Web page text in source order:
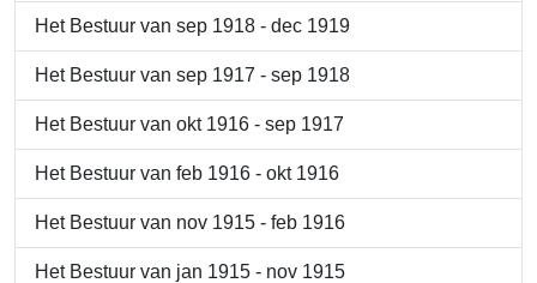
Het Bestuur van sep 1918 - dec 1919
Het Bestuur van sep 1917 - sep 1918
Het Bestuur van okt 1916 - sep 1917
Het Bestuur van feb 1916 - okt 1916
Het Bestuur van nov 1915 - feb 1916
Het Bestuur van jan 1915 - nov 1915